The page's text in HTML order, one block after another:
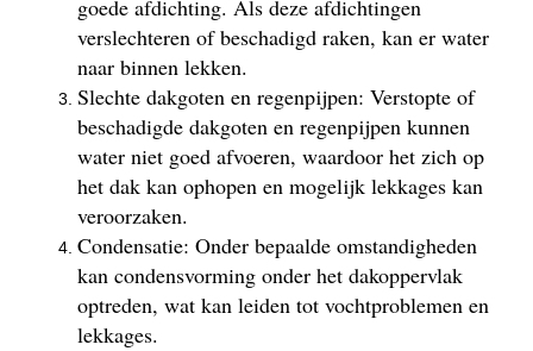
goede afdichting. Als deze afdichtingen
verslechteren of beschadigd raken, kan er water
naar binnen lekken.
Slechte dakgoten en regenpijpen: Verstopte of
beschadigde dakgoten en regenpijpen kunnen
water niet goed afvoeren, waardoor het zich op
het dak kan ophopen en mogelijk lekkages kan
veroorzaken.
Condensatie: Onder bepaalde omstandigheden
kan condensvorming onder het dakoppervlak
optreden, wat kan leiden tot vochtproblemen en
lekkages.